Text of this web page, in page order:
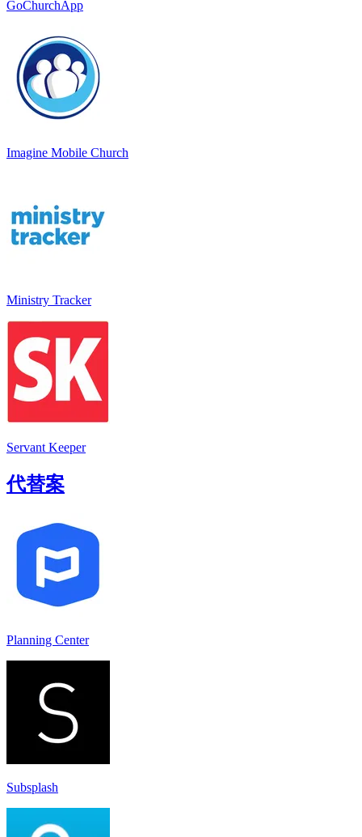
GoChurchApp
Imagine Mobile Church
Ministry Tracker
Servant Keeper
代替案
Planning Center
Subsplash